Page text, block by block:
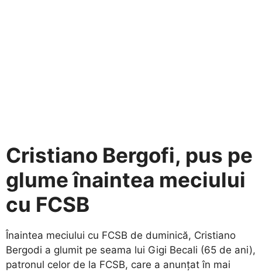
Cristiano Bergofi, pus pe
glume înaintea meciului
cu FCSB
Înaintea meciului cu FCSB de duminică, Cristiano
Bergodi a glumit pe seama lui Gigi Becali (65 de ani),
patronul celor de la FCSB, care a anunțat în mai